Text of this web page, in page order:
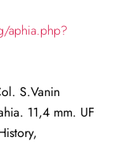
aphia.php?
S.Vanin
11,4 mm. UF